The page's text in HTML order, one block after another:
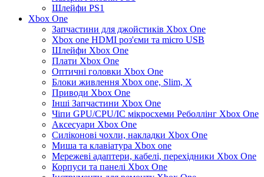
Шлейфи PS1
Xbox One
Запчастини для джойстиків Xbox One
Xbox one HDMI роз'єми та micro USB
Шлейфи Xbox One
Плати Xbox One
Оптичні головки Xbox One
Блоки живлення Xbox one, Slim, X
Приводи Xbox One
Інші Запчастини Xbox One
Чіпи GPU/CPU/IC мікросхеми Реболлінг Xbox One
Аксесуари Xbox One
Силіконові чохли, накладки Xbox One
Миша та клавіатура Xbox one
Мережеві адаптери, кабелі, перехідники Xbox One
Корпуси та панелі Xbox One